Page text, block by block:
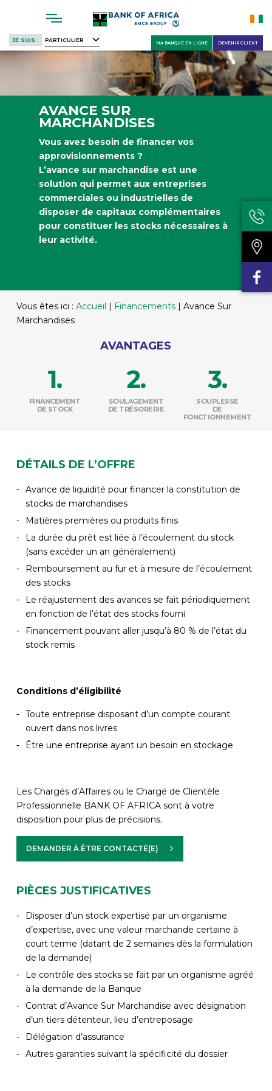
main
content
JE SUIS : PARTICULIER DEVENIR CLIENT
MA BANQUE EN LIGNE
AVANCE SUR
MARCHANDISES
Vous avez besoin de financer vos
approvisionnements ?
L’avance sur marchandise est une
solution qui permet aux entreprises
commerciales ou industrielles de
disposer de capitaux complémentaires
pour constituer les stocks nécessaires à
leur activité.
Vous êtes ici : Accueil | Financements| Avance Sur
Marchandises
AVANTAGES
FINANCEMENT
DE STOCK
SOULAGEMENT
DE TRÉSORERIE
SOUPLESSE
DE
FONCTIONNEMENT
DÉTAILS DE L’OFFRE
Avance de liquidité pour financer la constitution de
stocks de marchandises
Matières premières ou produits finis
La durée du prêt est liée à l’écoulement du stock
(sans excéder un an généralement)
Remboursement au fur et à mesure de l’écoulement
des stocks
Le réajustement des avances se fait périodiquement
en fonction de l’état des stocks fourni
Financement pouvant aller jusqu’à 80 % de l’état du
stock remis
Conditions d’éligibilité
Toute entreprise disposant d’un compte courant
ouvert dans nos livres
Être une entreprise ayant un besoin en stockage
Les Chargés d’Affaires ou le Chargé de Clientèle
Professionnelle BANK OF AFRICA sont à votre
disposition pour plus de précisions.
DEMANDER À ÊTRE CONTACTÉ(E)
PIÈCES JUSTIFICATIVES
Disposer d’un stock expertisé par un organisme
d’expertise, avec une valeur marchande certaine à
court terme (datant de 2 semaines dès la formulation
de la demande)
Le contrôle des stocks se fait par un organisme agréé
à la demande de la Banque
Contrat d’Avance Sur Marchandise avec désignation
d’un tiers détenteur, lieu d’entreposage
Délégation d’assurance
Autres garanties suivant la spécificité du dossier